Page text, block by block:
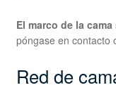
El marco de la
póngase en contacto
Red de